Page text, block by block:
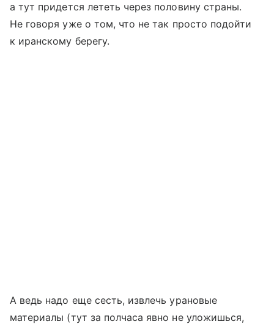
а тут придется лететь через половину страны.
Не говоря уже о том, что не так просто подойти
к иранскому берегу.
А ведь надо еще сесть, извлечь урановые
материалы (тут за полчаса явно не уложишься,